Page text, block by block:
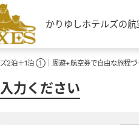
かりゆしホテルズの
2泊＋1泊 ①｜周遊+航空券で自由な旅程づ
力ください